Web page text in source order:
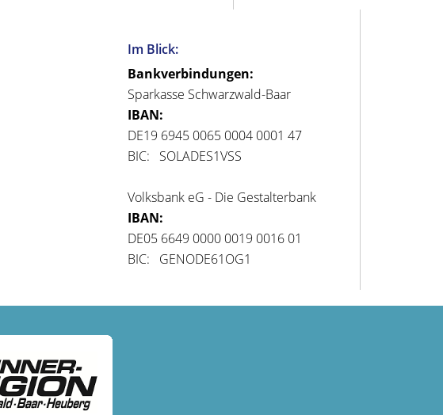
Im Blick:
Bankverbindungen:
Sparkasse Schwarzwald-Baar
IBAN:
DE19 6945 0065 0004 0001 47
BIC: SOLADES1VSS
Volksbank eG - Die Gestalterbank
IBAN:
DE05 6649 0000 0019 0016 01
BIC: GENODE61OG1